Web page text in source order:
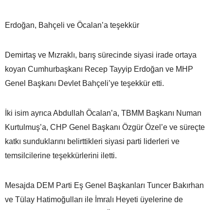
Erdoğan, Bahçeli ve Öcalan’a teşekkür
Demirtaş ve Mızraklı, barış sürecinde siyasi irade ortaya
koyan Cumhurbaşkanı Recep Tayyip Erdoğan ve MHP
Genel Başkanı Devlet Bahçeli’ye teşekkür etti.
İki isim ayrıca Abdullah Öcalan’a, TBMM Başkanı Numan
Kurtulmuş’a, CHP Genel Başkanı Özgür Özel’e ve süreçte
katkı sunduklarını belirttikleri siyasi parti liderleri ve
temsilcilerine teşekkürlerini iletti.
Mesajda DEM Parti Eş Genel Başkanları Tuncer Bakırhan
ve Tülay Hatimoğulları ile İmralı Heyeti üyelerine de